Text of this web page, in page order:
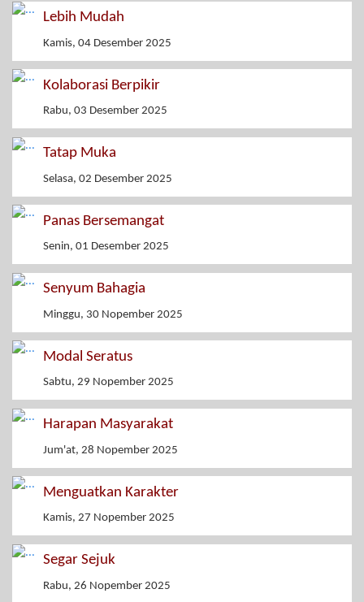
Lebih Mudah
Kamis, 04 Desember 2025
Kolaborasi Berpikir
Rabu, 03 Desember 2025
Tatap Muka
Selasa, 02 Desember 2025
Panas Bersemangat
Senin, 01 Desember 2025
Senyum Bahagia
Minggu, 30 Nopember 2025
Modal Seratus
Sabtu, 29 Nopember 2025
Harapan Masyarakat
Jum'at, 28 Nopember 2025
Menguatkan Karakter
Kamis, 27 Nopember 2025
Segar Sejuk
Rabu, 26 Nopember 2025